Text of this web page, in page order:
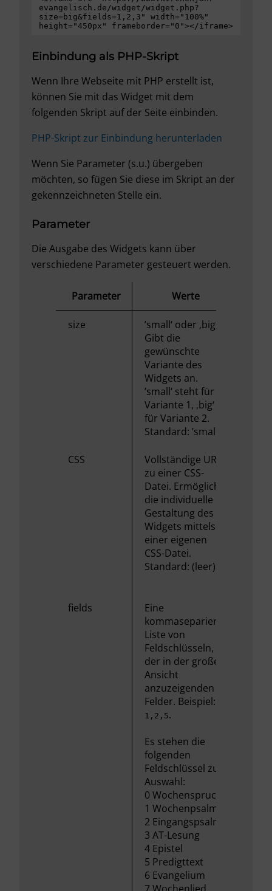
evangelisch.de/widget/widget.php?
size=big&fields=1,2,3" width="100%"
height="450px" frameborder="0"></iframe>
Einbindung als PHP-Skript
Wenn Ihre Webseite mit PHP erstellt ist,
können Sie mit das Widget mit dem
folgenden Skript auf der Seite einbinden.
PHP-Skript zur Einbindung herunterladen
Wenn Sie Parameter (s.u.) übergeben
möchten, so fügen Sie diese im Skript an der
gekennzeichneten Stelle ein.
Parameter
Die Ausgabe des Widgets kann über
verschiedene Parameter gesteuert werden.
Parameter Werte
size
’small‘ oder ‚big‘.
Gibt die
gewünschte
Variante des
Widgets an.
’small‘ steht für
Variante 1, ‚big‘
für Variante 2.
Standard: ’small‘
CSS
Vollständige URL
zu einer CSS-
Datei. Ermöglicht
die individuelle
Gestaltung des
Widgets mittels
einer eigenen
CSS-Datei.
Standard: (leer)
fields
Eine
kommaseparierte
Liste von
Feldschlüsseln,
der in der großen
Ansicht
anzuzeigenden
Felder. Beispiel:
1,2,5.
Es stehen die
folgenden
Feldschlüssel zur
Auswahl:
0 Wochenspruch
1 Wochenpsalm
2 Eingangspsalm
3 AT-Lesung
4 Epistel
5 Predigttext
6 Evangelium